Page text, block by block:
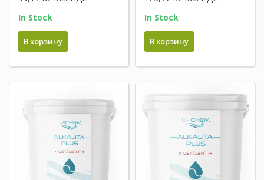
In Stock
В корзину
In Stock
В корзину